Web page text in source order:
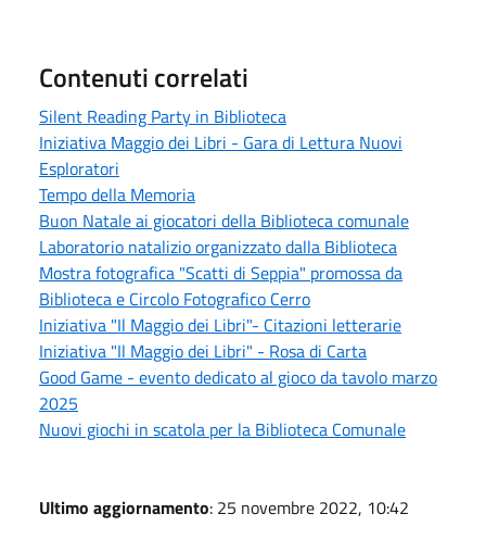
Contenuti correlati
Silent Reading Party in Biblioteca
Iniziativa Maggio dei Libri - Gara di Lettura Nuovi
Esploratori
Tempo della Memoria
Buon Natale ai giocatori della Biblioteca comunale
Laboratorio natalizio organizzato dalla Biblioteca
Mostra fotografica "Scatti di Seppia" promossa da
Biblioteca e Circolo Fotografico Cerro
Iniziativa "Il Maggio dei Libri"- Citazioni letterarie
Iniziativa "Il Maggio dei Libri" - Rosa di Carta
Good Game - evento dedicato al gioco da tavolo marzo
2025
Nuovi giochi in scatola per la Biblioteca Comunale
Ultimo aggiornamento: 25 novembre 2022, 10:42